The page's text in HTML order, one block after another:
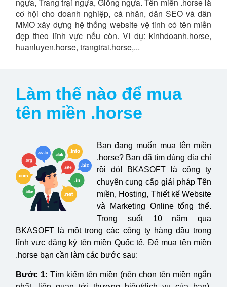
cơ hội cho doanh nghiệp, cá nhân, dân SEO và dân
MMO xây dựng hệ thống website vệ tinh có tên miền
đẹp theo lĩnh vực nếu còn. Ví dụ: kinhdoanh.horse,
huanluyen.horse, trangtrai.horse,...
Làm thế nào để mua
tên miền .horse
Bạn đang muốn mua tên miền
.horse? Bạn đã tìm đúng địa chỉ
rồi đó! BKASOFT là công ty
chuyên cung cấp giải pháp Tên
miền, Hosting, Thiết kế Website
và Marketing Online tổng thể.
Trong suốt 10 năm qua
BKASOFT là một trong các công ty hàng đầu trong
lĩnh vực đăng ký tên miền Quốc tế. Để mua tên miền
.horse bạn cần làm các bước sau:
Bước 1: Tìm kiếm tên miền (nên chọn tên miền ngắn